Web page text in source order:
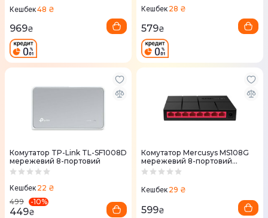
Кешбек48 ₴
969₴
Кешбек 28 ₴
579₴
Комутатор TP-Link TL-SF1008D
мережевий 8-портовий
Кешбек 22 ₴
499
-10%
449₴
Комутатор Mercusys MS108G
мережевий 8-портовий
гiгабiтний
Кешбек 29 ₴
599₴